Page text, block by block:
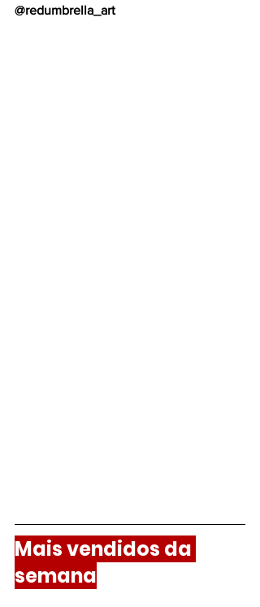
@redumbrella_art
Mais vendidos da
semana